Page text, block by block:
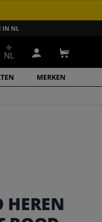
IN NL
MERKEN
NL Inloggen
HEREN